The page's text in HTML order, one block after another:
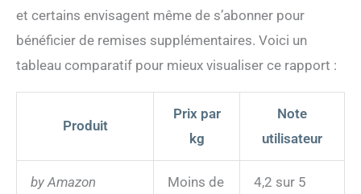
et certains envisagent même de s’abonner pour
bénéficier de remises supplémentaires. Voici un
tableau comparatif pour mieux visualiser ce rapport :
Produit
Prix par
kg
Note
utilisateur
by Amazon Moins de 4,2 sur 5